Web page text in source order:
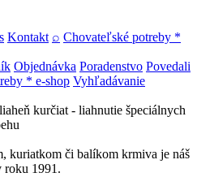
Kontakt ⌕ Chovateľské potreby *
Objednávka Poradenstvo Povedali
* e-shop Vyhľadávanie
kurčiat - liahnutie špeciálnych
kuriatkom či balíkom krmiva je náš
roku 1991.